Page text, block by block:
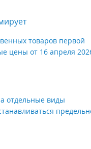
товаров первой
цены от 16 апреля
отдельные виды